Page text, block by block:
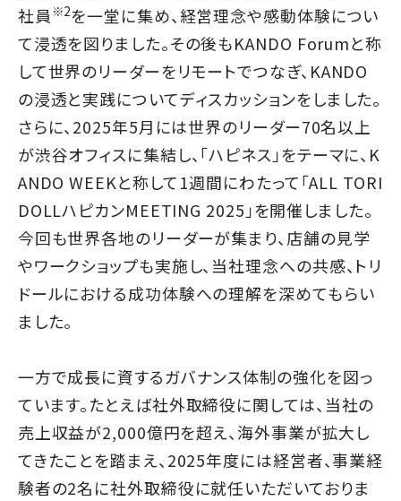
社員 ※2を一堂に集め、経営理念や感動体験につい
て浸透を図りました。その後もKANDO Forumと称
して世界のリーダーをリモートでつなぎ、KANDO
の浸透と実践についてディスカッションをしました。
さらに、2025年5月には世界のリーダー70名以上
が渋谷オフィスに集結し、「ハピネス」をテーマに、K
ANDO WEEKと称して1週間にわたって「ALL TORI
DOLLハピカンMEETING 2025」を開催しました。
今回も世界各地のリーダーが集まり、店舗の見学
やワークショップも実施し、当社理念への共感、トリ
ドールにおける成功体験への理解を深めてもらい
ました。
一方で成長に資するガバナンス体制の強化を図っ
ています。たとえば社外取締役に関しては、当社の
売上収益が2,000億円を超え、海外事業が拡大し
てきたことを踏まえ、2025年度には経営者、事業経
験者の2名に社外取締役に就任いただいておりま